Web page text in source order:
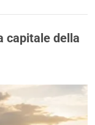
capitale della